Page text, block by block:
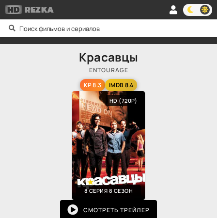
HDREZKA
Красавцы
ENTOURAGE
KP 8.3
IMDB 8.4
HD (720P)
8 СЕРИЯ 8 СЕЗОН
СМОТРЕТЬ ТРЕЙЛЕР